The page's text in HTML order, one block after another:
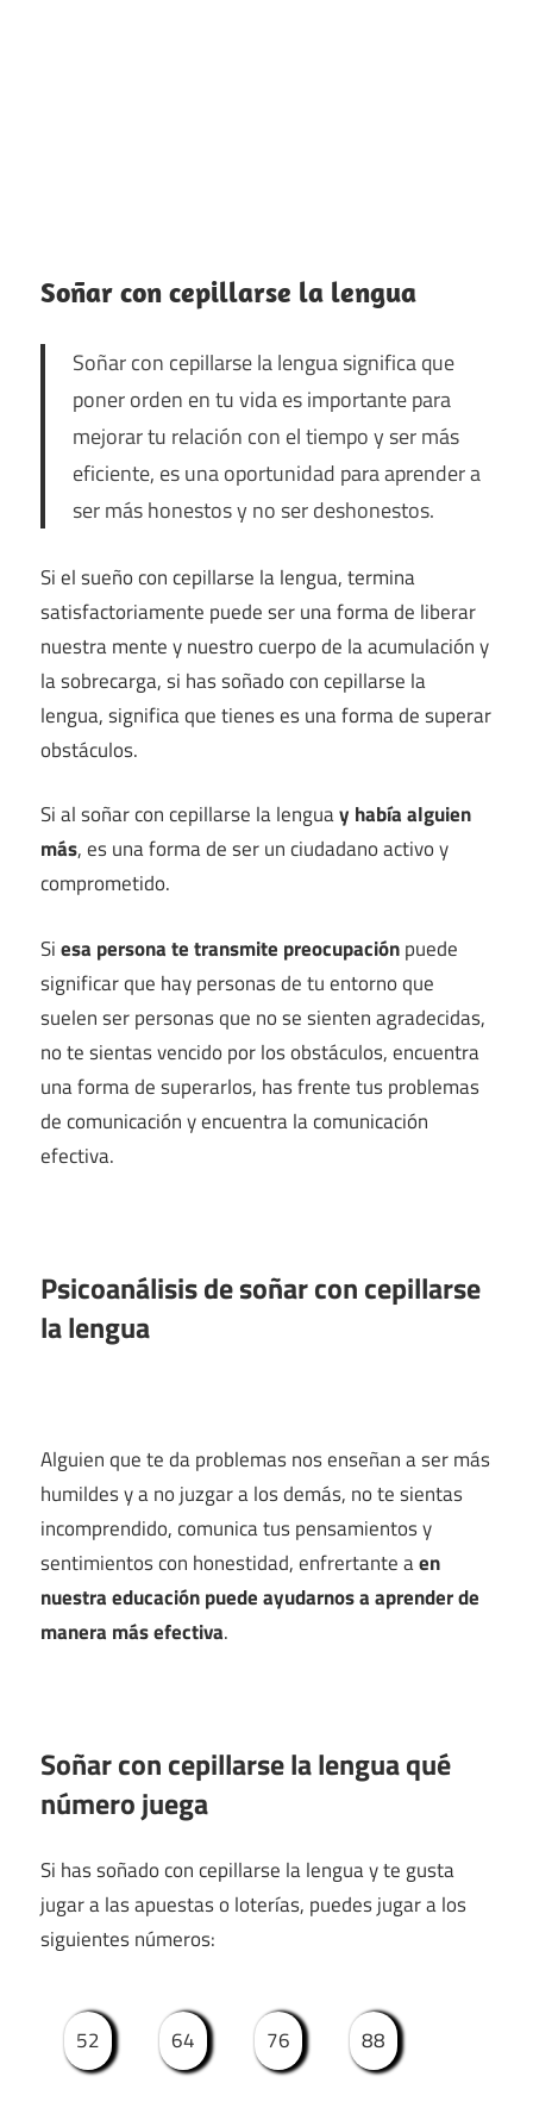
Soñar con cepillarse la lengua
Soñar con cepillarse la lengua significa que
poner orden en tu vida es importante para
mejorar tu relación con el tiempo y ser más
eficiente, es una oportunidad para aprender a
ser más honestos y no ser deshonestos.
Si el sueño con cepillarse la lengua, termina
satisfactoriamente puede ser una forma de liberar
nuestra mente y nuestro cuerpo de la acumulación y
la sobrecarga, si has soñado con cepillarse la
lengua, significa que tienes es una forma de superar
obstáculos.
Si al soñar con cepillarse la lenguay había alguien
más, es una forma de ser un ciudadano activo y
comprometido.
Siesa persona te transmite preocupaciónpuede
significar que hay personas de tu entorno que
suelen ser personas que no se sienten agradecidas,
no te sientas vencido por los obstáculos, encuentra
una forma de superarlos, has frente tus problemas
de comunicación y encuentra la comunicación
efectiva.
Psicoanálisis de soñar con cepillarse
la lengua
Alguien que te da problemas nos enseñan a ser más
humildes y a no juzgar a los demás, no te sientas
incomprendido, comunica tus pensamientos y
sentimientos con honestidad, enfrertante aen
nuestra educación puede ayudarnos a aprender de
manera más efectiva.
Soñar con cepillarse la lengua qué
número juega
Si has soñado con cepillarse la lengua y te gusta
jugar a las apuestas o loterías, puedes jugar a los
siguientes números:
52 64 76 88